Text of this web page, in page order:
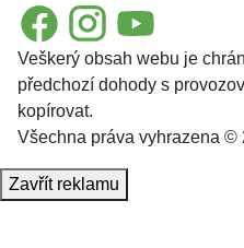
FacebookInstagramYouTube
Veškerý obsah webu je
předchozí dohody s
kopírovat.
Všechna práva vyhrazena ©
Zavřít reklamu